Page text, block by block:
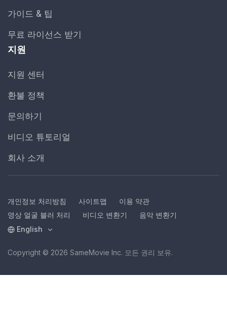
가이드 & 팁
무료 라이선스 받기
지원
지원 센터
환불 정책
문의하기
비디오 튜토리얼
회사 소개
개인정보 처리방침 사이트맵
이용 약관
영상 얼굴 블러 처리
비디오 변환기
음악 변환기
English
Copyright © 2026 SameMovie Inc. 모든 권리 보유.